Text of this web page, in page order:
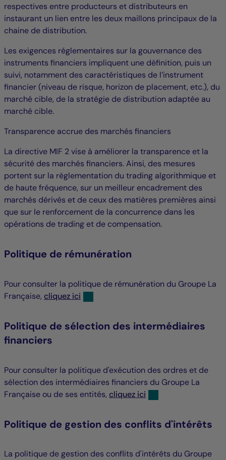
respectives entre producteurs et distributeurs en
instaurant un lien entre les deux maillons principaux de la
chaine de distribution.
Les exigences réglementaires sur la gouvernance des
instruments financiers impliquent une définition, puis un
suivi, notamment des caractéristiques de l’instrument
financier (niveau de risque, horizon de placement, etc.), du
marché cible, de la stratégie de distribution adaptée au
marché cible.
Transparence accrue des marchés financiers
La directive MIF 2 vise à améliorer la transparence et la
sécurité des marchés financiers. Ainsi, des mesures
portent sur la réglementation du trading algorithmique et
de haute fréquence, sur un meilleur encadrement des
marchés dérivés et de ceux des matières premières ainsi
que sur le renforcement de la concurrence dans les
opérations de trading et de compensation.
Politique de rémunération
Pour consulter la politique de rémunération du Groupe La
Française, cliquez ici
Politique de sélection des intermédiaires
financiers
Pour consulter la politique d'exécution des ordres et de
sélection des intermédiaires financiers du Groupe La
Française ou de ses entités, cliquez ici
Politique de gestion des conflits d'intérêts
La politique de gestion des conflits d'intérêts du Groupe